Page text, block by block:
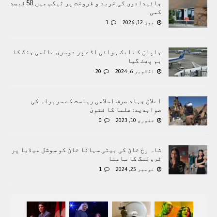
جائیدادوں کی خرید و فروخت پر ٹیکس میں 50 فیصد
کمی
جون 12, 2026 3
جاپان کے ایک ہوائی اڈے پر دوسری عالمی جنگ کا
بم پھٹ گیا
اکتوبر 6, 2024 20
اعلان جہاد صرف اسلامی ریاست کے سربراہ کی
صوابدید: علما کا فتویٰ
جنوری 10, 2023 0
شاہ رخ خان کی بیٹی سہانا خان کو سوشل میڈیا پر
ٹرولنگ کا سامنا
نومبر 25, 2024 1